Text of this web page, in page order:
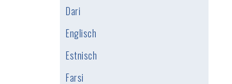
Dari
Englisch
Estnisch
Farsi